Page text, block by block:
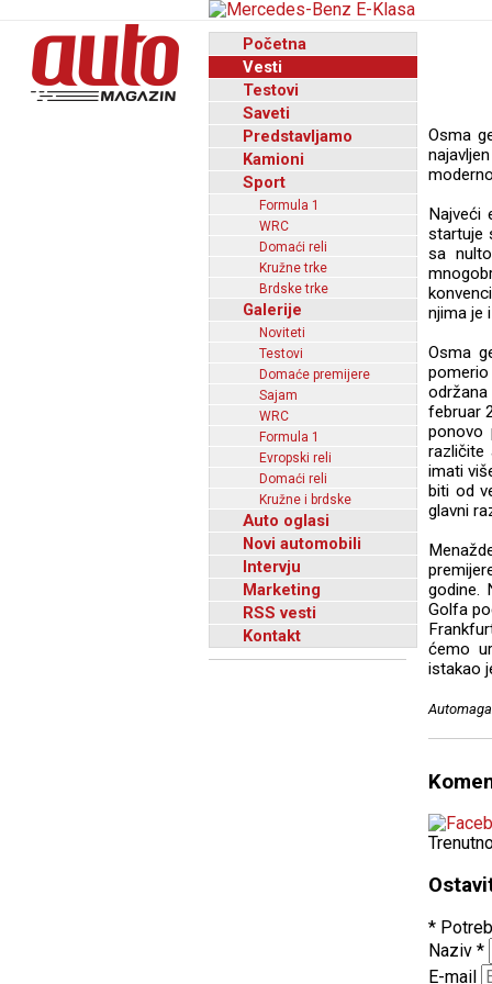
Početna
Vesti
Testovi
Saveti
Predstavljamo
Kamioni
Sport
Formula 1
WRC
Domaći reli
Kružne trke
Brdske trke
Galerije
Noviteti
Testovi
Domaće premijere
Sajam
WRC
Formula 1
Evropski reli
Domaći reli
Kružne i brdske
Auto oglasi
Novi automobili
Intervju
Marketing
RSS vesti
Kontakt
Osma
Najveći
startuje
sa
njima je
Osma
februar
ponovo
različite
imati
biti od
glavni
godine.
Golfa
ćemo
istakao
*
Naziv *
E-mail